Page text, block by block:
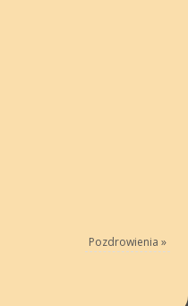
Pozdrowienia »